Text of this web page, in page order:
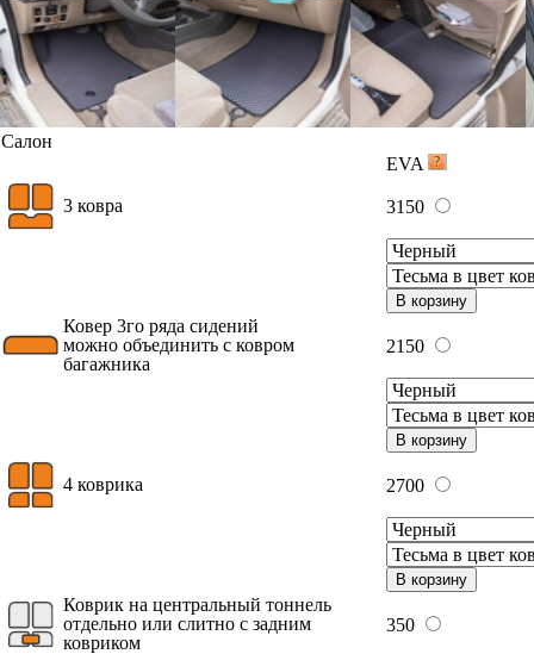
Салон
EVA
3 ковра 3150
В корзину
Ковер 3го ряда сидений
можно объединить с ковром
багажника
2150
В корзину
4 коврика 2700
В корзину
Коврик на центральный тоннель
отдельно или слитно с задним
ковриком
350